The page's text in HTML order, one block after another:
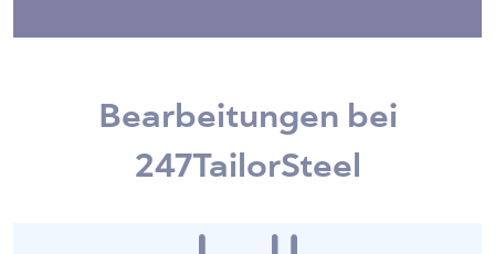
Bearbeitungen bei
247TailorSteel